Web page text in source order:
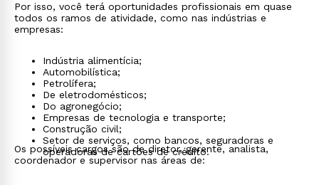
Por isso, você terá oportunidades profissionais em quase
todos os ramos de atividade, como nas indústrias e
empresas:
Indústria alimentícia;
Automobilística;
Petrolífera;
De eletrodomésticos;
Do agronegócio;
Empresas de tecnologia e transporte;
Construção civil;
Setor de serviços, como bancos, seguradoras e
operadoras de cartões de crédito.
Os possíveis cargos são de diretor, gerente, analista,
coordenador e supervisor nas áreas de: